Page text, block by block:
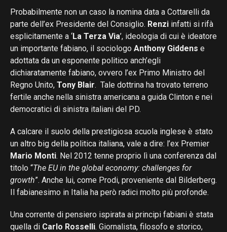
Probabilmente non un caso la nomina data a Cottarelli da
parte dell’ex Presidente del Consiglio. Renzi infatti si rifà
esplicitamente a ‘La Terza Via’, ideologia di cui è ideatore
un importante fabiano, il sociologo Anthony Giddens e
adottata da un esponente politico anch’egli
dichiaratamente fabiano, ovvero l’ex Primo Ministro del
Regno Unito, Tony Blair. Tale dottrina ha trovato terreno
fertile anche nella sinistra americana a guida Clinton e nei
democratici di sinistra italiani del PD.
A calcare il suolo della prestigiosa scuola inglese è stato
un altro big della politica italiana, vale a dire: l’ex Premier
Mario Monti. Nel 2012 tenne proprio lì una conferenza dal
titolo “The EU in the global economy: challenges for
growth”. Anche lui, come Prodi, proveniente dal Bilderberg.
Il fabianesimo in Italia ha però radici molto più profonde.
Una corrente di pensiero ispirata ai principi fabiani è stata
quella di Carlo Rosselli. Giornalista, filosofo e storico,